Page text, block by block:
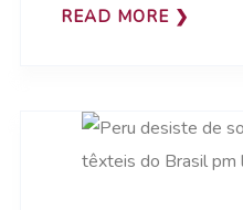
READ MORE